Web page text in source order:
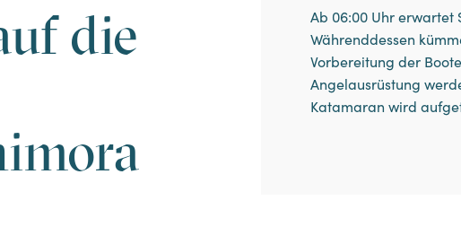
die
Ab 06:00 Uhr erwartet
Währenddessen
Vorbereitung der
Angelausrüstung
Katamaran wird